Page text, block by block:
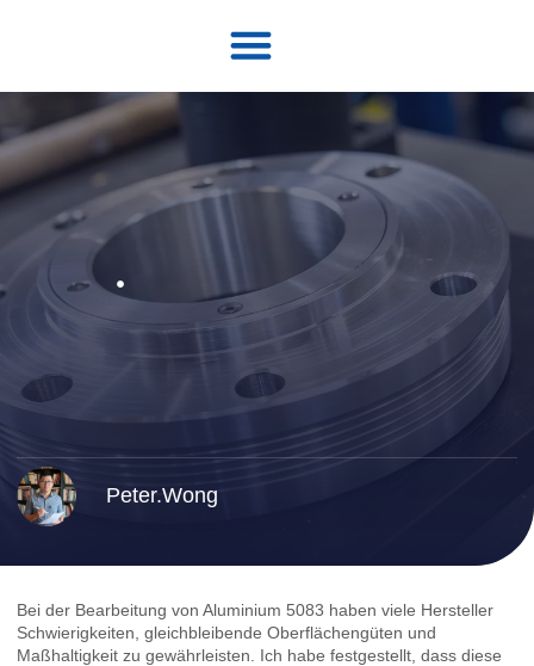
Peter.Wong
Bei der Bearbeitung von Aluminium 5083 haben viele Hersteller
Schwierigkeiten, gleichbleibende Oberflächengüten und
Maßhaltigkeit zu gewährleisten. Ich habe festgestellt, dass diese